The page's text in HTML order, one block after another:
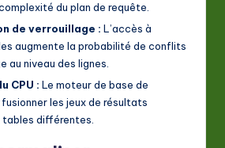
du plan de requête.
de verrouillage : L’accès à
augmente la probabilité de conflits
au niveau des lignes.
CPU : Le moteur de base de
les jeux de résultats
tables différentes.